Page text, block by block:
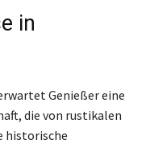
in
Genießer eine
die von rustikalen
historische